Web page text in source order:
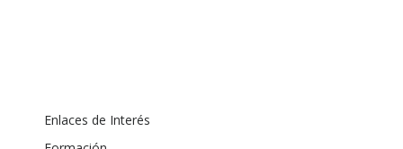
Enlaces de Interés